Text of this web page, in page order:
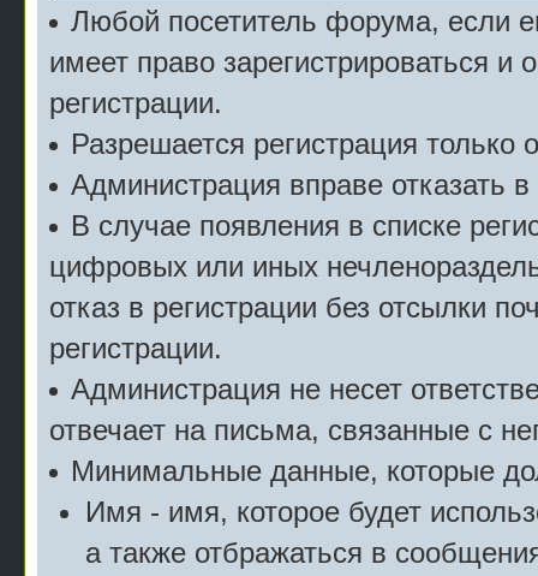
Любой посетитель форума, если
имеет право зарегистрироваться и
регистрации.
Разрешается регистрация только
Администрация вправе отказать
В случае появления в списке
цифровых или иных
отказ в регистрации без отсылки
регистрации.
Администрация не несет
отвечает на письма, связанные с
Минимальные данные, которые
Имя - имя, которое будет
а также отбражаться в